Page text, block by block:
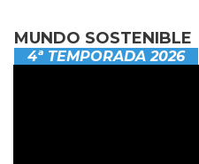
MUNDO SOSTENIBLE
4ª TEMPORADA 2026